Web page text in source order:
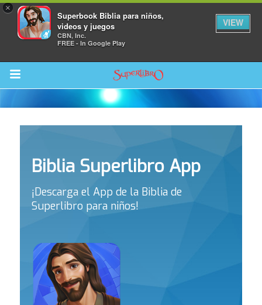
×
Superbook Biblia para niños,
videos y juegos
CBN, Inc.
FREE - In Google Play
VIEW
Return to Content
para Niños
Biblia Superlibro App
¡Descarga el App de la Biblia de
Superlibro para niños!